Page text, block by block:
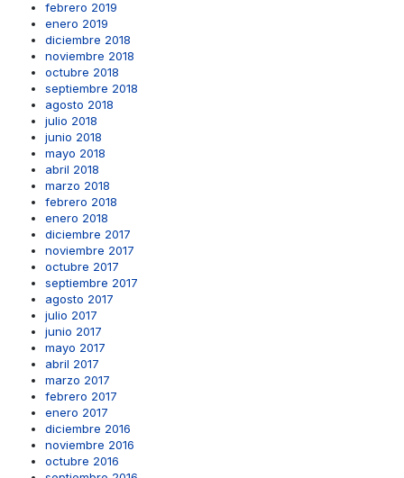
febrero 2019
enero 2019
diciembre 2018
noviembre 2018
octubre 2018
septiembre 2018
agosto 2018
julio 2018
junio 2018
mayo 2018
abril 2018
marzo 2018
febrero 2018
enero 2018
diciembre 2017
noviembre 2017
octubre 2017
septiembre 2017
agosto 2017
julio 2017
junio 2017
mayo 2017
abril 2017
marzo 2017
febrero 2017
enero 2017
diciembre 2016
noviembre 2016
octubre 2016